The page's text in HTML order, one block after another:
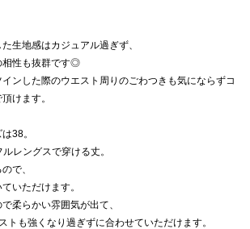
生地感はカジュアル過ぎず、
相性も抜群です◎
ンした際のウエスト周りのごわつきも気にならずコ
けます。
38。
レングスで穿ける丈。
で、
いただけます。
柔らかい雰囲気が出て、
トも強くなり過ぎずに合わせていただけます。